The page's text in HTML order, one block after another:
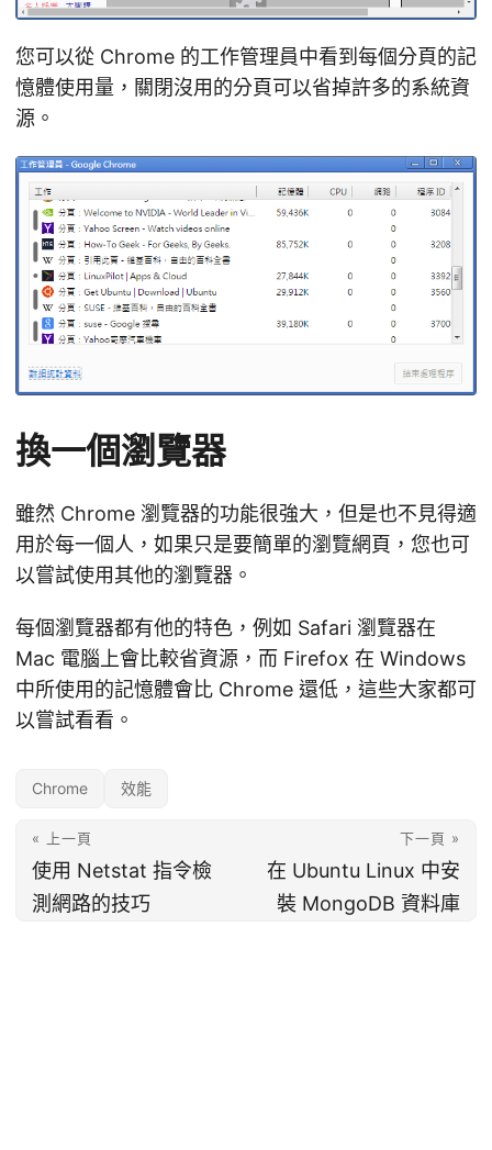
您可以從 Chrome 的工作管理員中看到每個分頁的記
憶體使用量，關閉沒用的分頁可以省掉許多的系統資
源。
換一個瀏覽器
雖然 Chrome 瀏覽器的功能很強大，但是也不見得適
用於每一個人，如果只是要簡單的瀏覽網頁，您也可
以嘗試使用其他的瀏覽器。
每個瀏覽器都有他的特色，例如 Safari 瀏覽器在
Mac 電腦上會比較省資源，而 Firefox 在 Windows
中所使用的記憶體會比 Chrome 還低，這些大家都可
以嘗試看看。
Chrome 效能
« 上一頁
使用 Netstat 指令檢
測網路的技巧
下一頁 »
在 Ubuntu Linux 中安
裝 MongoDB 資料庫